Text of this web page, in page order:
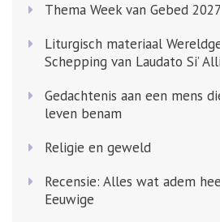
Thema Week van Gebed
Liturgisch materiaal
Schepping van Laudato Si’
Gedachtenis aan een mens
leven benam
Religie en geweld
Recensie: Alles wat adem
Eeuwige